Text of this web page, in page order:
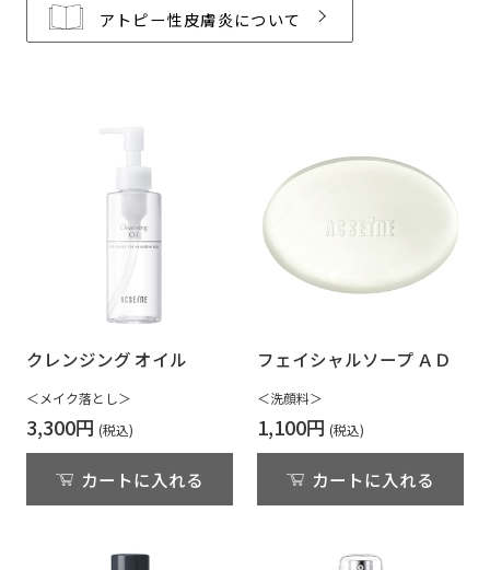
アトピー性皮膚炎について
クレンジング オイル
＜メイク落とし＞
3,300円
カートに入れる
フェイシャルソープ ＡＤ
＜洗顔料＞
1,100円
カートに入れる